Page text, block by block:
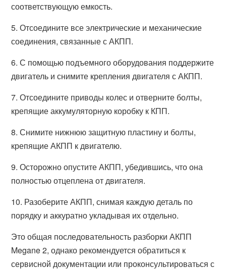
соответствующую емкость.
5. Отсоедините все электрические и механические
соединения, связанные с АКПП.
6. С помощью подъемного оборудования поддержите
двигатель и снимите крепления двигателя с АКПП.
7. Отсоедините приводы колес и отверните болты,
крепящие аккумуляторную коробку к КПП.
8. Снимите нижнюю защитную пластину и болты,
крепящие АКПП к двигателю.
9. Осторожно опустите АКПП, убедившись, что она
полностью отцеплена от двигателя.
10. Разоберите АКПП, снимая каждую деталь по
порядку и аккуратно укладывая их отдельно.
Это общая последовательность разборки АКПП
Megane 2, однако рекомендуется обратиться к
сервисной документации или проконсультироваться с